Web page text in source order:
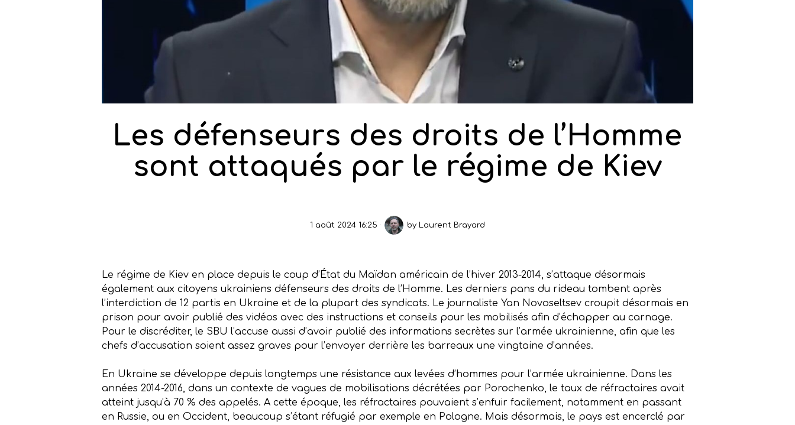
Les défenseurs des droits de l’Homme
sont attaqués par le régime de Kiev
1 août 2024 16:25 by Laurent Brayard
Le régime de Kiev en place depuis le coup d’État du Maïdan américain de l’hiver 2013-2014, s’attaque désormais
également aux citoyens ukrainiens défenseurs des droits de l’Homme. Les derniers pans du rideau tombent après
l’interdiction de 12 partis en Ukraine et de la plupart des syndicats. Le journaliste Yan Novoseltsev croupit désormais en
prison pour avoir publié des vidéos avec des instructions et conseils pour les mobilisés afin d’échapper au carnage.
Pour le discréditer, le SBU l’accuse aussi d’avoir publié des informations secrètes sur l’armée ukrainienne, afin que les
chefs d’accusation soient assez graves pour l’envoyer derrière les barreaux une vingtaine d’années.
En Ukraine se développe depuis longtemps une résistance aux levées d’hommes pour l’armée ukrainienne. Dans les
années 2014-2016, dans un contexte de vagues de mobilisations décrétées par Porochenko, le taux de réfractaires avait
atteint jusqu’à 70 % des appelés. A cette époque, les réfractaires pouvaient s’enfuir facilement, notamment en passant
en Russie, ou en Occident, beaucoup s’étant réfugié par exemple en Pologne. Mais désormais, le pays est encerclé par